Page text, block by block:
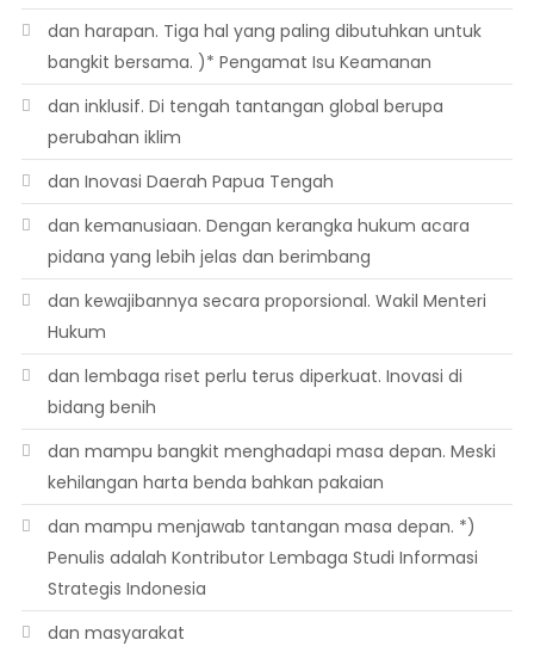
dan harapan. Tiga hal yang paling dibutuhkan untuk
bangkit bersama. )* Pengamat Isu Keamanan
dan inklusif. Di tengah tantangan global berupa
perubahan iklim
dan Inovasi Daerah Papua Tengah
dan kemanusiaan. Dengan kerangka hukum acara
pidana yang lebih jelas dan berimbang
dan kewajibannya secara proporsional. Wakil Menteri
Hukum
dan lembaga riset perlu terus diperkuat. Inovasi di
bidang benih
dan mampu bangkit menghadapi masa depan. Meski
kehilangan harta benda bahkan pakaian
dan mampu menjawab tantangan masa depan. *)
Penulis adalah Kontributor Lembaga Studi Informasi
Strategis Indonesia
dan masyarakat